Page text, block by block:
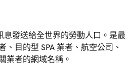
息發送給全世界的勞動人口。是最
、目的型 SPA 業者、航空公司、
業者的網域名稱。